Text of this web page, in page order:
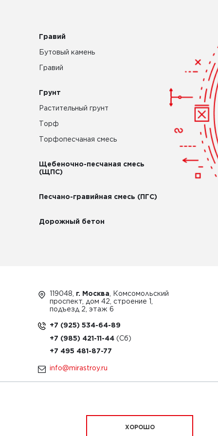
Гравий
Бутовый камень
Гравий
Грунт
Растительный грунт
Торф
Торфопесчаная смесь
Щебеночно-песчаная смесь
(ЩПС)
Песчано-гравийная смесь (ПГС)
Дорожный бетон
119048, г. Москва , Комсомольский
проспект, дом 42, строение 1,
подъезд 2, этаж 6
+7 (925) 534-64-89
+7 (985) 421-11-44
+7 495 481-87-77
info@mirastroy.ru
ХОРОШО